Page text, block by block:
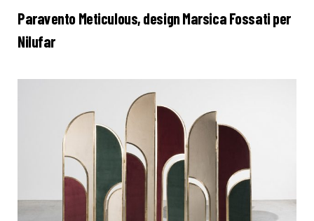
Paravento Meticulous, designMarsica Fossati per
Nilufar